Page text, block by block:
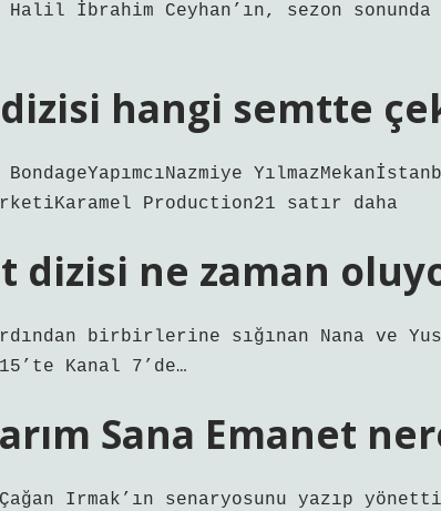
Halil İbrahim Ceyhan’ın, sezon
hangi semtte
Production21 satır daha
dizisi ne zaman
birbirlerine sığınan Nana ve
Kanal 7’de…
Sana Emanet
Irmak’ın senaryosunu yazıp